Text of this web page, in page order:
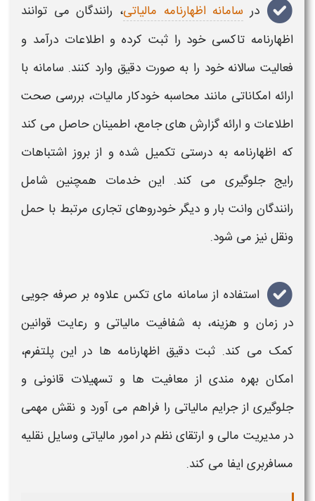
در سامانه اظهارنامه مالیاتی، رانندگان می توانند
اظهارنامه تاکسیخود راثبت کرده و اطلاعات درآمد و
فعالیت سالانه خود را به صورت دقیق وارد کنند. سامانه با
ارائه امکاناتی مانند محاسبه خودکار مالیات، بررسی صحت
اطلاعات و ارائه گزارش های جامع، اطمینان حاصل می کند
که اظهارنامهبه درستی تکمیل شده و از بروز اشتباهات
رایج جلوگیری می کند. این خدمات همچنین شامل
رانندگان وانت بارو دیگرخودروهای تجاری مرتبط با حمل
ونقل نیز می شود.
استفاده از سامانه مای تکس علاوه بر صرفه جویی
در زمان و هزینه، به شفافیت مالیاتی و رعایت قوانین
کمک می کند. ثبت دقیق اظهارنامه ها در این پلتفرم،
امکان بهره مندی از معافیت ها و تسهیلات قانونی و
جلوگیری از جرایم مالیاتی را فراهم می آورد و نقش مهمی
در مدیریت مالی و ارتقای نظم در امور مالیاتیوسایل نقلیه
مسافربری ایفا می کند.